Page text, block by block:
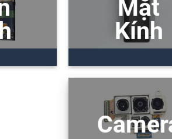
Mặt
Kính